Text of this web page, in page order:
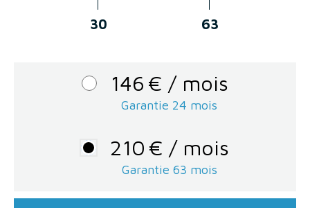
30 63
146 € / mois
Garantie 24 mois
210 € / mois
Garantie 63 mois